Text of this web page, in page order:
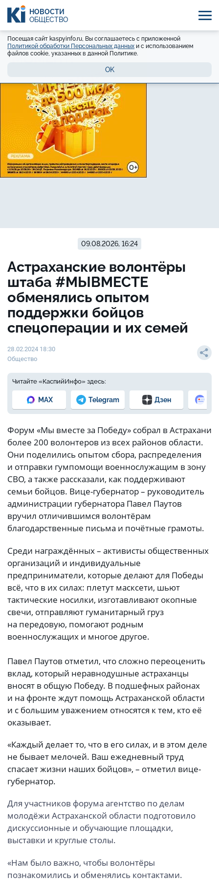
НОВОСТИ
ОБЩЕСТВО
Посещая сайт kaspyinfo.ru, Вы соглашаетесь с приложенной
Политикой обработки Персональных данных и с использованием
файлов cookie, указанных в данной Политике.
OK
09.08.2026, 16:24
Астраханские волонтёры
штаба #МЫВМЕСТЕ
обменялись опытом
поддержки бойцов
спецоперации и их семей
28.02.2024 18:30
Общество
Читайте «КаспийИнфо» здесь:
MAX Telegram Дзен
Форум «Мы вместе за Победу» собрал в Астрахани
более 200 волонтеров из всех районов области.
Они поделились опытом сбора, распределения
и отправки гумпомощи военнослужащим в зону
СВО, а также рассказали, как поддерживают
семьи бойцов. Вице-губернатор – руководитель
администрации губернатора Павел Паутов
вручил отличившимся волонтёрам
благодарственные письма и почётные грамоты.
Среди награждённых – активисты общественных
организаций и индивидуальные
предприниматели, которые делают для Победы
всё, что в их силах: плетут масксети, шьют
тактические носилки, изготавливают окопные
свечи, отправляют гуманитарный груз
на передовую, помогают родным
военнослужащих и многое другое.
Павел Паутов отметил, что сложно переоценить
вклад, который неравнодушные астраханцы
вносят в общую Победу. В подшефных районах
и на фронте ждут помощь Астраханской области
и с большим уважением относятся к тем, кто её
оказывает.
«Каждый делает то, что в его силах, и в этом деле
не бывает мелочей. Ваш ежедневный труд
спасает жизни наших бойцов», – отметил вице-
губернатор.
Для участников форума агентство по делам
молодёжи Астраханской области подготовило
дискуссионные и обучающие площадки,
выставки и круглые столы.
«Нам было важно, чтобы волонтёры
познакомились и обменялись контактами.